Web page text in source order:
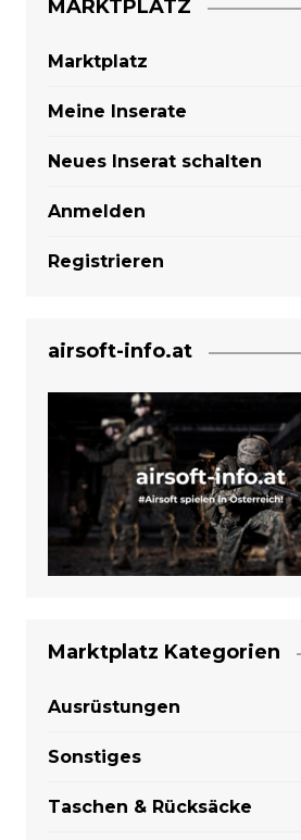
MARKTPLATZ
Marktplatz
Meine Inserate
Neues Inserat schalten
Anmelden
Registrieren
airsoft-info.at
Marktplatz Kategorien
Ausrüstungen
Sonstiges
Taschen & Rücksäcke